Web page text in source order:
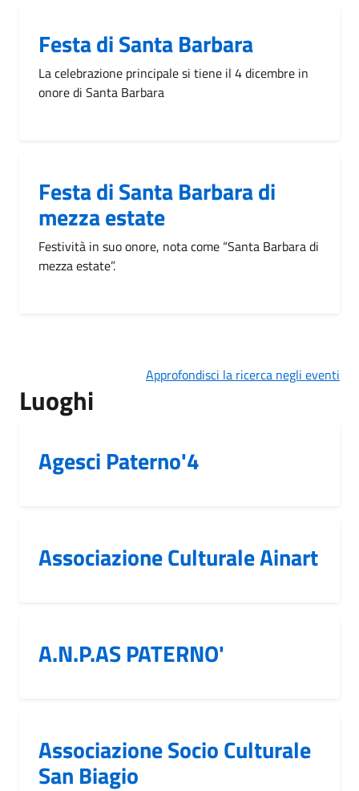
Festa di Santa Barbara
La celebrazione principale si tiene il 4 dicembre in
onore di Santa Barbara
Festa di Santa Barbara di
mezza estate
Festività in suo onore, nota come “Santa Barbara di
mezza estate”.
Approfondisci la ricerca negli eventi
Luoghi
Agesci Paterno'4
Associazione Culturale Ainart
A.N.P.AS PATERNO'
Associazione Socio Culturale
San Biagio